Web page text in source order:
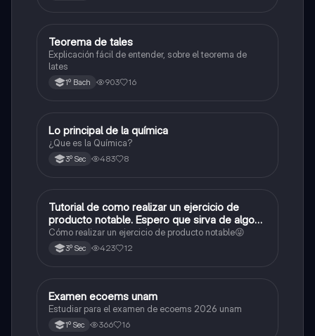
Matemáticas
Teorema de tales
Explicación fácil de entender, sobre el teorema de
lates
1º Bach 903 16
Química
Lo principal de la química
¿Que es la Química?
3º Sec 483 8
Matemáticas
Tutorial de como realizar un ejercicio de
producto notable. Espero que sirva de algo💕
😜
Cómo realizar un ejercicio de producto notable😜
3º Sec 423 12
Español
Examen ecoems unam
Estudiar para el examen de ecoems 2026 unam
1º Sec 366 16